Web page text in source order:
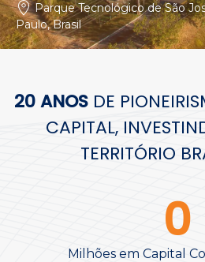
Parque Tecnológico de São
Paulo, Brasil
20 ANOS DE
CAPITAL,
TERRITÓRIO
0
Milhões em Capital